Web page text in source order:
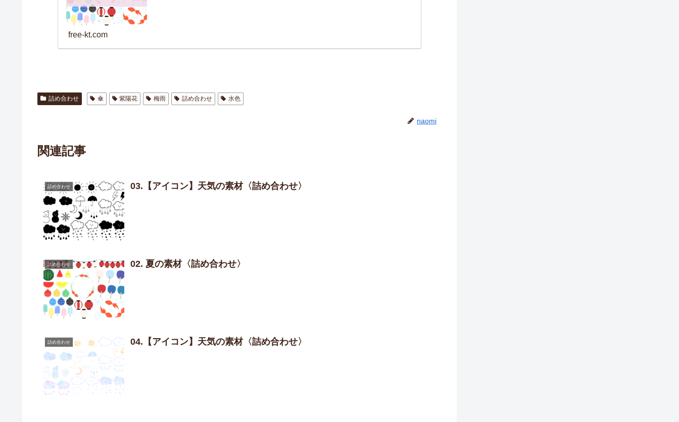
free-kt.com
詰め合わせ 傘 紫陽花 梅雨 詰め合わせ 水色
naomi
関連記事
詰め合わせ 03.【アイコン】天気の素材〈詰め合わせ〉
詰め合わせ 02. 夏の素材〈詰め合わせ〉
詰め合わせ 04.【アイコン】天気の素材〈詰め合わせ〉